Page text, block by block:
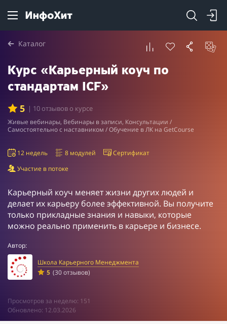
Каталог
Курс «Карьерный коуч по
стандартам ICF»
5 | 10 отзывов о курсе
Живые вебинары, Вебинары в записи, Консультации /
Самостоятельно с наставником / Обучение в ЛК на GetCourse
12 недель 8 модулей
Сертификат
Участие в потоке
Карьерный коуч меняет жизни других людей и
делает их карьеру более эффективной. Вы получите
только прикладные знания и навыки, которые
можно реально применить в карьере и бизнесе.
Автор:
Школа Карьерного Менеджмента
5 (30 отзывов)
Просмотров за неделю: 151
Обновлено: 12.03.2026